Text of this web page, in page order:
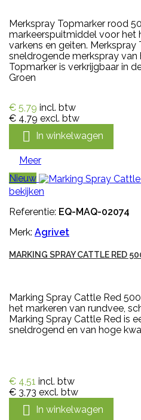
Merkspray Topmarker rood
markeerspuitmiddel voor het
varkens en geiten. Merkspray
sneldrogende merkspray
Topmarker is verkrijgbaar in
Groen
€ 5,79 incl. btw
€ 4,79 excl. btw
 In winkelwagen
Meer
Nieuw
bekijken
Referentie: EQ-MAQ-02074
Merk: Agrivet
MARKING SPRAY CATTLE RED
Marking Spray Cattle Red
het markeren van rundvee,
Marking Spray Cattle Red is
sneldrogend en van hoge
€ 4,51 incl. btw
€ 3,73 excl. btw
 In winkelwagen